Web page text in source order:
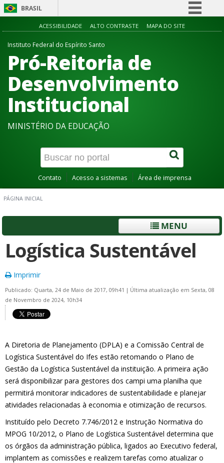
BRASIL
Simplifique!
Acesso à informação
Legislação
ACESSIBILIDADE ALTO CONTRASTE MAPA DO SITE
Instituto Federal do Espírito Santo
Pró-Reitoria de
Desenvolvimento
Institucional
MINISTÉRIO DA EDUCAÇÃO
Contato Acesso a sistemas Área de imprensa
PÁGINA INICIAL
MENU
Logística Sustentável
Imprimir
Publicado: Quarta, 24 de Maio de 2017, 09h41 | Última atualização em Sexta, 08
de Novembro de 2024, 10h34
A Diretoria de Planejamento (DPLA) e a Comissão Central de
Logística Sustentável do Ifes estão retomando o Plano de
Gestão da Logística Sustentável da instituição. A primeira ação
será disponibilizar para gestores dos campi uma planilha que
permitirá monitorar indicadores de sustentabilidade e planejar
atividades relacionadas à economia e otimização de recursos.
Instituído pelo Decreto 7.746/2012 e Instrução Normativa do
MPOG 10/2012, o Plano de Logística Sustentável determina que
os órgãos da administração pública, ligados ao Executivo federal,
implantem as comissões e realizem tarefas como atualizar o